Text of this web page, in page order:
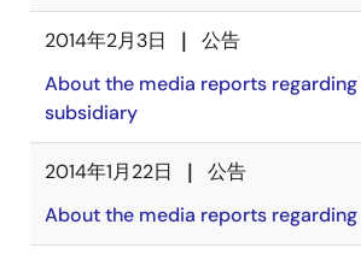
2014年2月3日
公告
About the media reports regarding
subsidiary
2014年1月22日
公告
About the media reports regarding